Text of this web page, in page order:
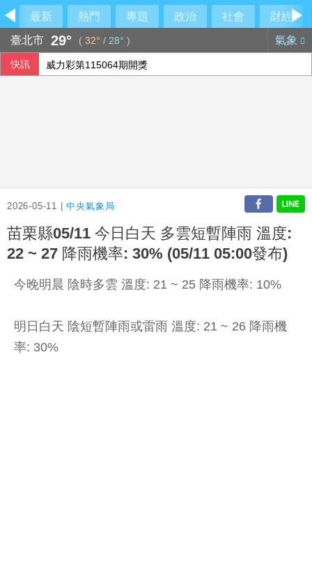
最新 熱門 專題 政治 社會
財經
臺北市 29° ( 32° / 28° ) 氣象
快訊 威力彩第115064期開獎
2026-05-11 |中央氣象局
苗栗縣05/11 今日白天 多雲短暫陣雨 溫度:
22 ~ 27 降雨機率: 30% (05/11 05:00發布)
今晚明晨 陰時多雲 溫度: 21 ~ 25 降雨機率: 10%
明日白天 陰短暫陣雨或雷雨 溫度: 21 ~ 26 降雨機
率: 30%